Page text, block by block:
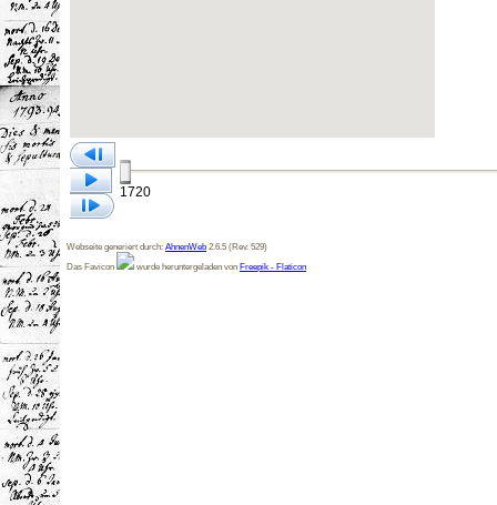
1720
Webseite generiert durch: AhnenWeb 2.6.5 (Rev. 529)
Das Favicon
wurde heruntergeladen von Freepik - Flaticon